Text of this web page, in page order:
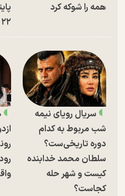
همه را شوکه کرد
۲۲ سالگی + تصاویر
سریال رویای نیمه
شب مربوط به کدام
دوره تاریخی‌ست؟
سلطان محمد خدابنده
کیست و شهر حله
کجاست؟